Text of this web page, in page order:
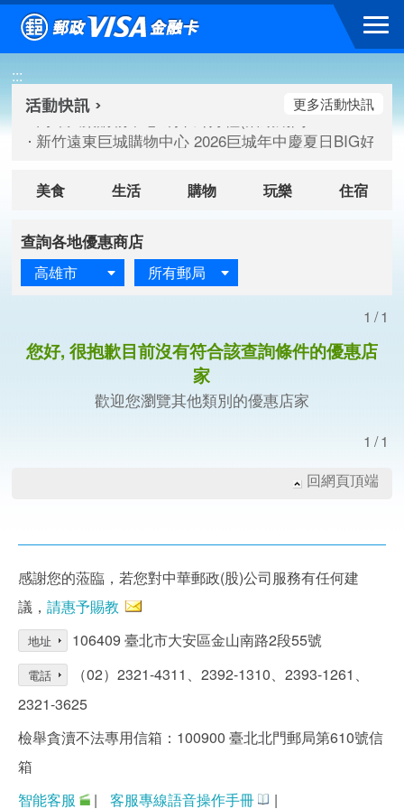
跳到主要內容區塊
:::
高雄大樂購物中心 刷卡郵好禮(活動期間：115/08/07-
臺北三創生活 有點東西第2波 刷卡郵好禮(活動期間：
高雄大樂購物中心 刷卡郵好禮(活動期間：115/08/07-
新竹遠東巨城購物中心 2026巨城年中慶夏日BIG好刷(
更多活動快訊
美食 生活 購物 玩樂 住宿
查詢各地優惠商店
高雄市 所有郵局
1/1
您好, 很抱歉目前沒有符合該查詢條件的優惠店
家
歡迎您瀏覽其他類別的優惠店家
1/1
回網頁頂端
感謝您的蒞臨，若您對中華郵政(股)公司服務有任何建
議， 請惠予賜教
地址 106409 臺北市大安區金山南路2段55號
電話
（02）2321-4311、2392-1310、2393-1261、
2321-3625
檢舉貪瀆不法專用信箱：100900 臺北北門郵局第610號信
箱
智能客服
| 客服專線語音操作手冊 |